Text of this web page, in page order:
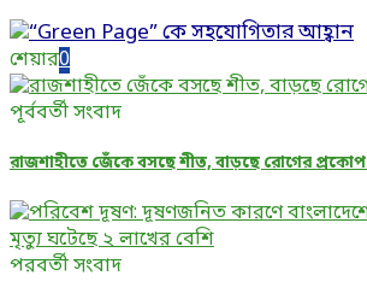
শেয়ার0
পূর্ববর্তী সংবাদ
রাজশাহীতে জেঁকে বসছে শীত, বাড়ছে রোগের প্রকোপ
পরবর্তী সংবাদ